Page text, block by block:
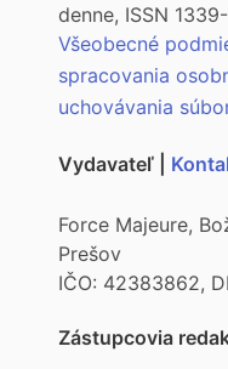
denne, ISSN
Všeobecné
spracovania
uchovávania
Vydavateľ |
Force Majeure,
Prešov
IČO: 42383862,
Zástupcovia